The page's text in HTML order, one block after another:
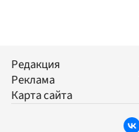
Редакция
Реклама
Карта сайта